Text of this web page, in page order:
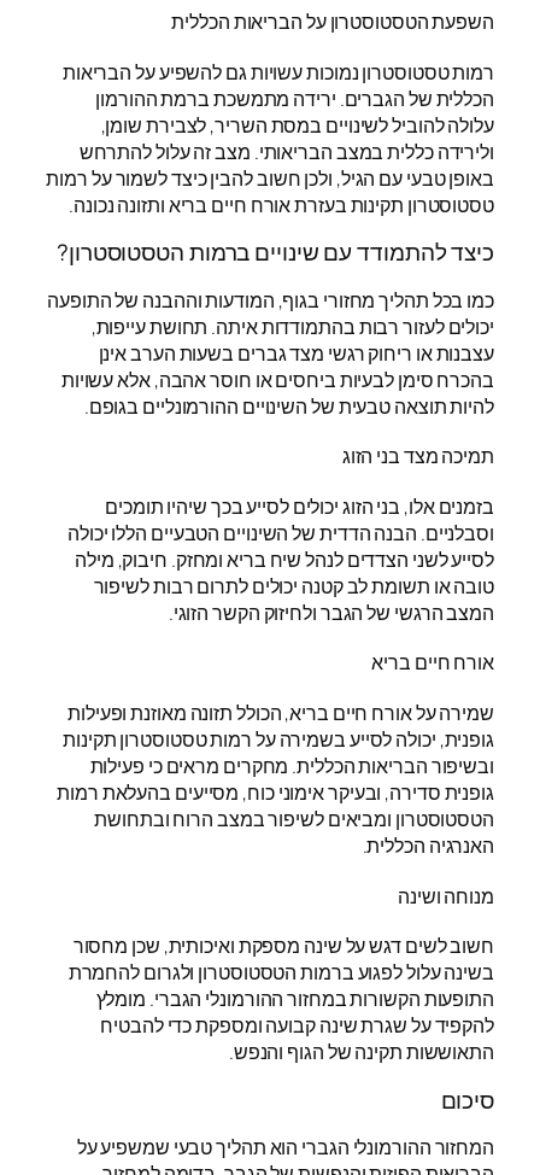
השפעת הטסטוסטרון על הבריאות הכללית
רמות טסטוסטרון נמוכות עשויות גם להשפיע על הבריאות
הכללית של הגברים. ירידה מתמשכת ברמת ההורמון
עלולה להוביל לשינויים במסת השריר, לצבירת שומן,
ולירידה כללית במצב הבריאותי. מצב זה עלול להתרחש
באופן טבעי עם הגיל, ולכן חשוב להבין כיצד לשמור על רמות
טסטוסטרון תקינות בעזרת אורח חיים בריא ותזונה נכונה.
כיצד להתמודד עם שינויים ברמות הטסטוסטרון?
כמו בכל תהליך מחזורי בגוף, המודעות וההבנה של התופעה
יכולים לעזור רבות בהתמודדות איתה. תחושת עייפות,
עצבנות או ריחוק רגשי מצד גברים בשעות הערב אינן
בהכרח סימן לבעיות ביחסים או חוסר אהבה, אלא עשויות
להיות תוצאה טבעית של השינויים ההורמונליים בגופם.
תמיכה מצד בני הזוג
בזמנים אלו, בני הזוג יכולים לסייע בכך שיהיו תומכים
וסבלניים. הבנה הדדית של השינויים הטבעיים הללו יכולה
לסייע לשני הצדדים לנהל שיח בריא ומחזק. חיבוק, מילה
טובה או תשומת לב קטנה יכולים לתרום רבות לשיפור
המצב הרגשי של הגבר ולחיזוק הקשר הזוגי.
אורח חיים בריא
שמירה על אורח חיים בריא, הכולל תזונה מאוזנת ופעילות
גופנית, יכולה לסייע בשמירה על רמות טסטוסטרון תקינות
ובשיפור הבריאות הכללית. מחקרים מראים כי פעילות
גופנית סדירה, ובעיקר אימוני כוח, מסייעים בהעלאת רמות
הטסטוסטרון ומביאים לשיפור במצב הרוח ובתחושת
האנרגיה הכללית.
מנוחה ושינה
חשוב לשים דגש על שינה מספקת ואיכותית, שכן מחסור
בשינה עלול לפגוע ברמות הטסטוסטרון ולגרום להחמרת
התופעות הקשורות במחזור ההורמונלי הגברי. מומלץ
להקפיד על שגרת שינה קבועה ומספקת כדי להבטיח
התאוששות תקינה של הגוף והנפש.
סיכום
המחזור ההורמונלי הגברי הוא תהליך טבעי שמשפיע על